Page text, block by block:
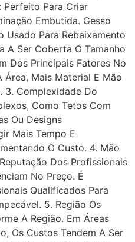
Perfeito Para Criar
Embutida. Gesso
Para Rebaixamento
A Ser Coberta O Tamanho
Dos Principais Fatores No
Área, Mais Material E Mão
3. Complexidade Do
Como Tetos Com
Ou Designs
Mais Tempo E
O Custo. 4. Mão
Dos Profissionais
No Preço. É
Qualificados Para
5. Região Os
A Região. Em Áreas
Os Custos Tendem A Ser